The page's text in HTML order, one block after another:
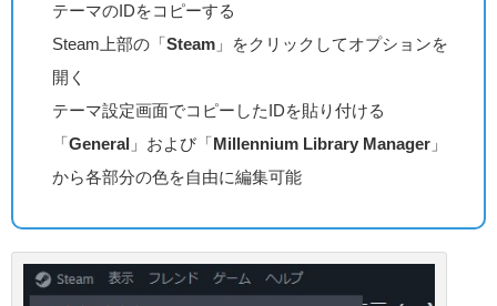
テーマのIDをコピーする
Steam上部の「 Steam 」をクリックしてオプションを
開く
テーマ設定画面でコピーしたIDを貼り付ける
「 General 」および「 Millennium Library Manager 」
から各部分の色を自由に編集可能